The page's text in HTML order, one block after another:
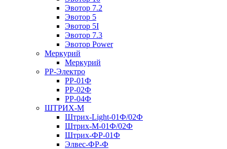
Эвотор 7.2
Эвотор 5
Эвотор 5I
Эвотор 7.3
Эвотор Power
Меркурий
Меркурий
РР-Электро
РР-01Ф
РР-02Ф
РР-04Ф
ШТРИХ-М
Штрих-Light-01Ф/02Ф
Штрих-М-01Ф/02Ф
Штрих-ФР-01Ф
Элвес-ФР-Ф